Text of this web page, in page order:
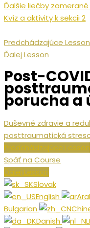
Ďalšie liečby
Kvíz a aktivity k sekcii 2
Predchádzajúce Lesson
Ďalej Lesson
Post-
porucha a
Duševné zdravie a
posttraumatická
Predchádzajúce Lesson
Späť na Course
Ďalej Lesson
Slovak
English
Bulgarian
Danish